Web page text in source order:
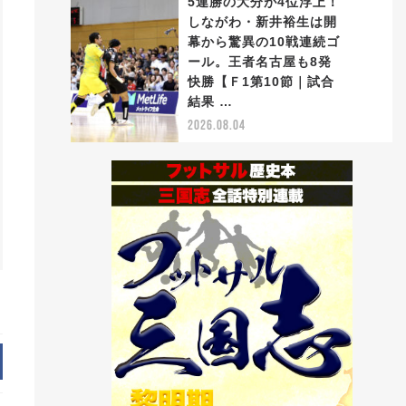
しながわ・新井裕生は開
幕から驚異の10戦連続ゴ
ール。王者名古屋も8発
快勝【Ｆ1第10節｜試合
結果 …
2026.08.04